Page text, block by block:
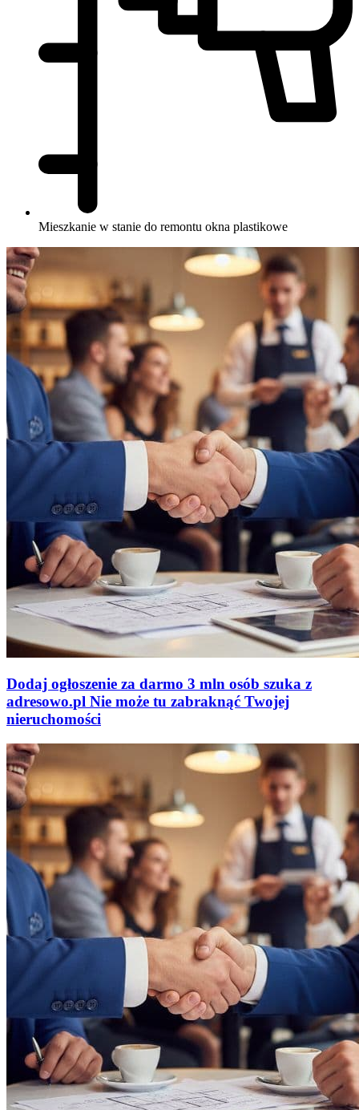
Mieszkanie w stanie do remontu okna plastikowe
Dodaj ogłoszenie za darmo 3 mln osób szuka z
adresowo.pl Nie może tu zabraknąć Twojej
nieruchomości